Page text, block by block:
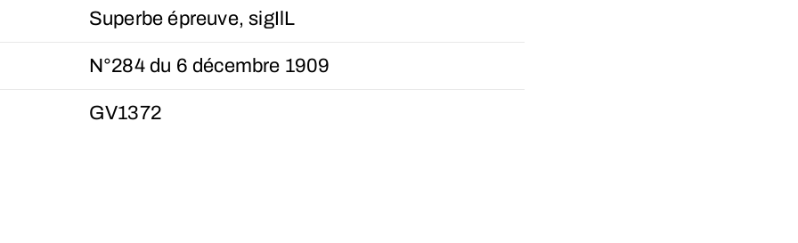
Superbe épreuve, sigIlL
N°284 du 6 décembre 1909
GV1372